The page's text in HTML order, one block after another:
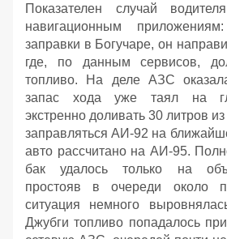
Показателен случай
навигационным
заправки в Богучаре, он
где, по данным сервисов,
топливо. На деле АЗС
запас хода уже таял на
экстренно доливать 30 литров
заправляться АИ‑92 на
авто рассчитано на АИ‑95.
бак удалось только на
простояв в очереди около
ситуация немного
Джубги топливо попадалось